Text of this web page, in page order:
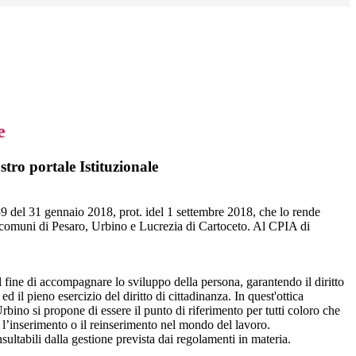
portale Istituzionale
31 gennaio 2018, prot. idel 1 settembre 2018, che lo rende
di Pesaro, Urbino e Lucrezia di Cartoceto. Al CPIA di
di accompagnare lo sviluppo della persona, garantendo il diritto
il pieno esercizio del diritto di cittadinanza. In quest'ottica
si propone di essere il punto di riferimento per tutti coloro che
o il reinserimento nel mondo del lavoro.
dalla gestione prevista dai regolamenti in materia.